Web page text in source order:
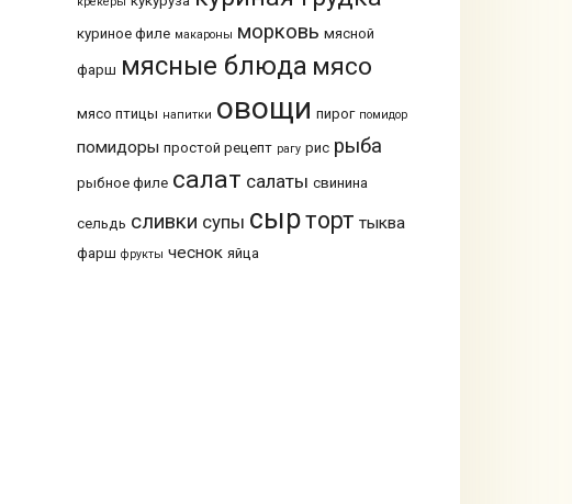
куриное филе макароны морковь мясной
фарш мясные блюда мясо
мясо птицы напитки овощи пирог помидор
помидоры простой рецепт рагу рис рыба
рыбное филе салат салаты свинина
сельдь сливки супы сырторт тыква
фарш фрукты чеснок яйца